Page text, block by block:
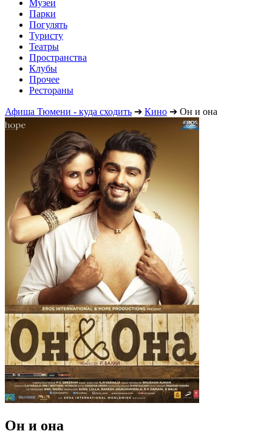
Музеи
Парки
Погулять
Туристу
Театры
Пространства
Клубы
Прочее
Рестораны
Афиша Тюмени - куда сходить ➔ Кино ➔ Он и она
Он и она